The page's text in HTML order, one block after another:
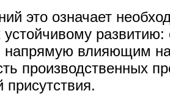
это означает
устойчивому
влияющим
производственных
присутствия.